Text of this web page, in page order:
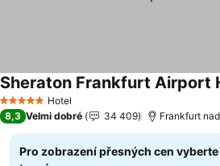
5 Počet hvězdiček
Hotel
Ukázat ceny
8,3 Velmi dobré 34 409 Frankfurt
Pro zobrazení přesných cen vyberte